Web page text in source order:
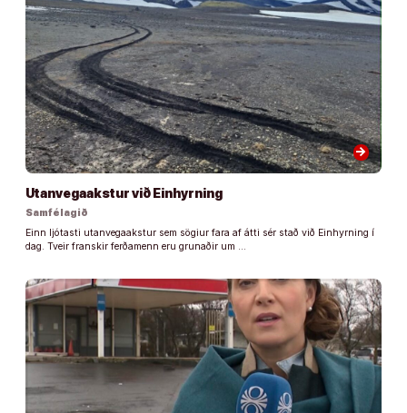
arrow_forward
Utanvegaakstur við Einhyrning
Samfélagið
Einn ljótasti utanvegaakstur sem sögiur fara af átti sér stað við Einhyrning í
dag. Tveir franskir ferðamenn eru grunaðir um …